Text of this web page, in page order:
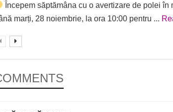
Începem săptămâna cu o avertizare de polei
marți, 28 noiembrie, la ora 10:00 pentru ...